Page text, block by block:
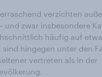
verzichten
und zwar insbesondere
häufig auf
sind hingegen unter den
vertreten als in der